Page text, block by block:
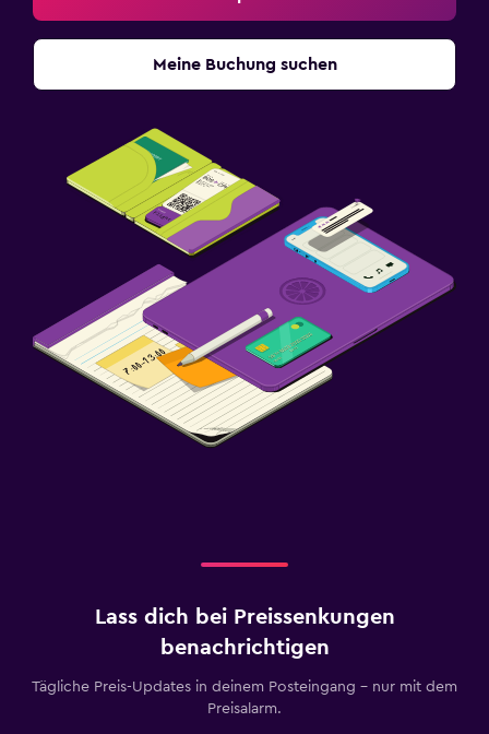
Meine Buchung suchen
Lass dich bei Preissenkungen
benachrichtigen
Tägliche Preis-Updates in deinem Posteingang – nur mit dem
Preisalarm.